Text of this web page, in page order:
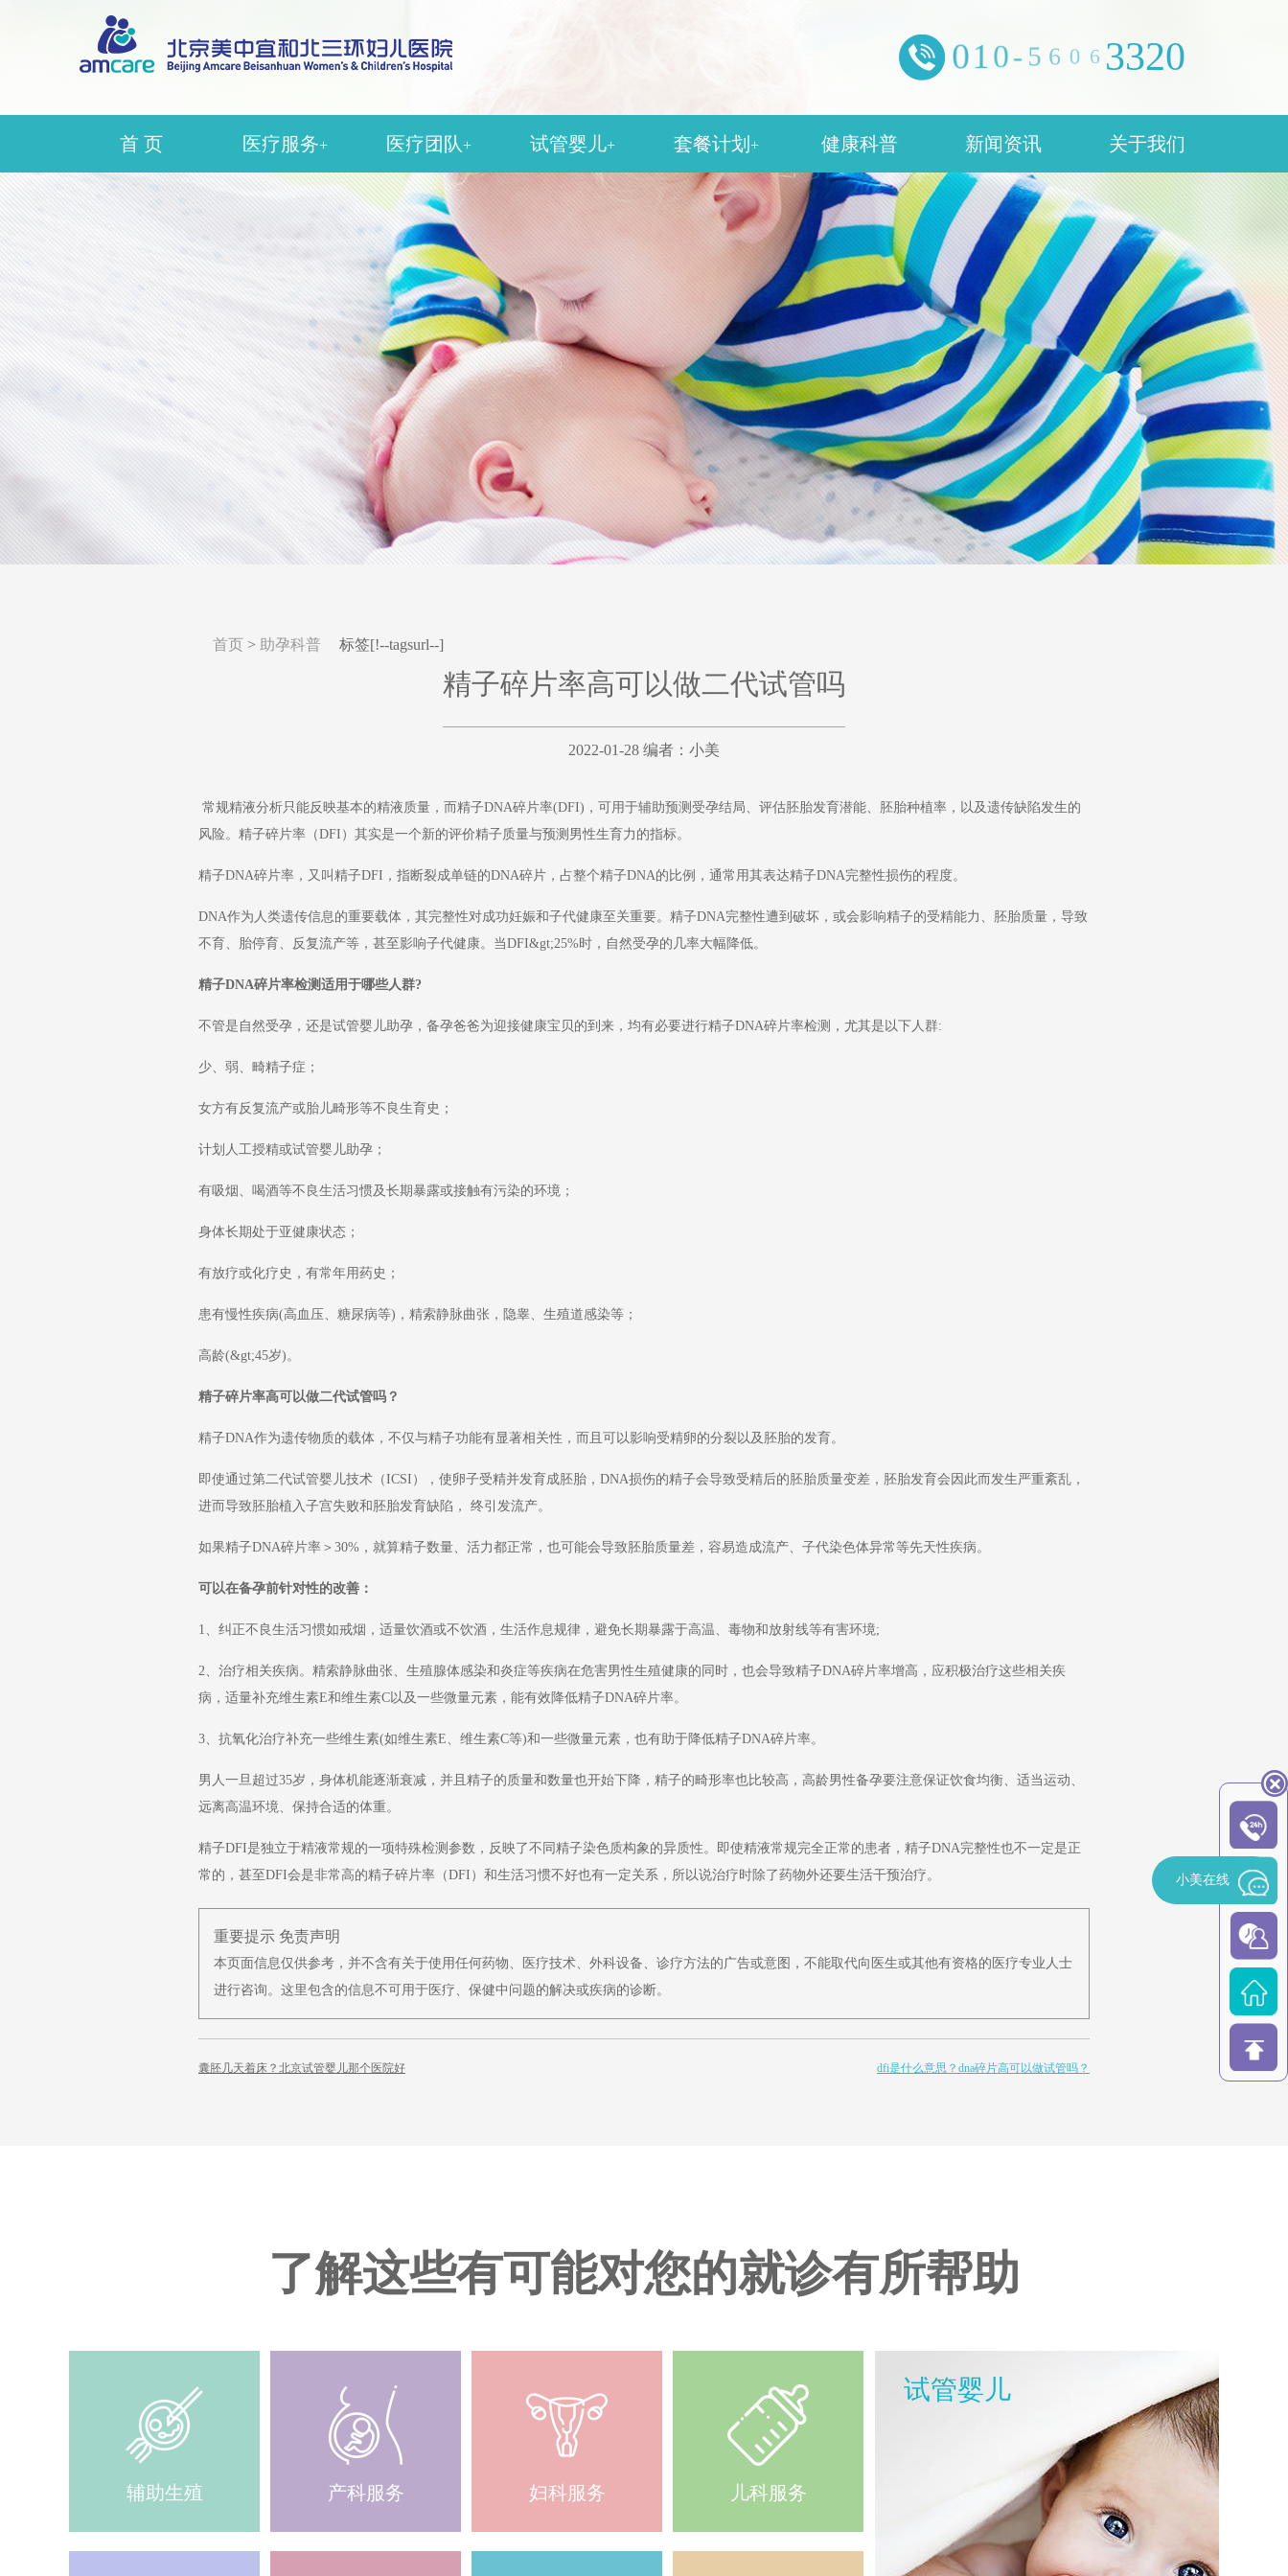
010-56 0 63320
首 页 医疗服务+
辅助生殖
生殖妇科
生殖中医科
盆底康复
医疗团队+
生殖科
产科
妇科
中医科
医疗美容科
麻醉科
超声影像科
护理团队
试管婴儿+
人工授精
男性不育
中医助孕
套餐计划 +
孕检套餐
产检套餐
输卵管造影
健康科普 新闻资讯 关于我们
小美在线
首页 > 助孕科普 标签[!--tagsurl--]
精子碎片率高可以做二代试管吗
2022-01-28 编者： 小美
常规精液分析只能反映基本的精液质量，而精子DNA碎片率(DFI)，可用于辅助预测受孕结局、评估胚胎发育潜能、胚胎种植率，以及遗传缺陷发生的
风险。精子碎片率（DFI）其实是一个新的评价精子质量与预测男性生育力的指标。
精子DNA碎片率，又叫精子DFI，指断裂成单链的DNA碎片，占整个精子DNA的比例，通常用其表达精子DNA完整性损伤的程度。
DNA作为人类遗传信息的重要载体，其完整性对成功妊娠和子代健康至关重要。精子DNA完整性遭到破坏，或会影响精子的受精能力、胚胎质量，导致
不育、胎停育、反复流产等，甚至影响子代健康。当DFI&gt;25%时，自然受孕的几率大幅降低。
精子DNA碎片率检测适用于哪些人群?
不管是自然受孕，还是试管婴儿助孕，备孕爸爸为迎接健康宝贝的到来，均有必要进行精子DNA碎片率检测，尤其是以下人群:
少、弱、畸精子症；
女方有反复流产或胎儿畸形等不良生育史；
计划人工授精或试管婴儿助孕；
有吸烟、喝酒等不良生活习惯及长期暴露或接触有污染的环境；
身体长期处于亚健康状态；
有放疗或化疗史，有常年用药史；
患有慢性疾病(高血压、糖尿病等)，精索静脉曲张，隐睾、生殖道感染等；
高龄(&gt;45岁)。
精子碎片率高可以做二代试管吗？
精子DNA作为遗传物质的载体，不仅与精子功能有显著相关性，而且可以影响受精卵的分裂以及胚胎的发育。
即使通过第二代试管婴儿技术（ICSI），使卵子受精并发育成胚胎，DNA损伤的精子会导致受精后的胚胎质量变差，胚胎发育会因此而发生严重紊乱，
进而导致胚胎植入子宫失败和胚胎发育缺陷， 终引发流产。
如果精子DNA碎片率＞30%，就算精子数量、活力都正常，也可能会导致胚胎质量差，容易造成流产、子代染色体异常等先天性疾病。
可以在备孕前针对性的改善：
1、纠正不良生活习惯如戒烟，适量饮酒或不饮酒，生活作息规律，避免长期暴露于高温、毒物和放射线等有害环境;
2、治疗相关疾病。精索静脉曲张、生殖腺体感染和炎症等疾病在危害男性生殖健康的同时，也会导致精子DNA碎片率增高，应积极治疗这些相关疾
病，适量补充维生素E和维生素C以及一些微量元素，能有效降低精子DNA碎片率。
3、抗氧化治疗补充一些维生素(如维生素E、维生素C等)和一些微量元素，也有助于降低精子DNA碎片率。
男人一旦超过35岁，身体机能逐渐衰减，并且精子的质量和数量也开始下降，精子的畸形率也比较高，高龄男性备孕要注意保证饮食均衡、适当运动、
远离高温环境、保持合适的体重。
精子DFI是独立于精液常规的一项特殊检测参数，反映了不同精子染色质构象的异质性。即使精液常规完全正常的患者，精子DNA完整性也不一定是正
常的，甚至DFI会是非常高的精子碎片率（DFI）和生活习惯不好也有一定关系，所以说治疗时除了药物外还要生活干预治疗。
重要提示 免责声明
本页面信息仅供参考，并不含有关于使用任何药物、医疗技术、外科设备、诊疗方法的广告或意图，不能取代向医生或其他有资格的医疗专业人士
进行咨询。这里包含的信息不可用于医疗、保健中问题的解决或疾病的诊断。
囊胚几天着床？北京试管婴儿那个医院好 dfi是什么意思？dna碎片高可以做试管吗？
了解这些有可能对您的就诊有所帮助
辅助生殖 产科服务 妇科服务 儿科服务
试管婴儿